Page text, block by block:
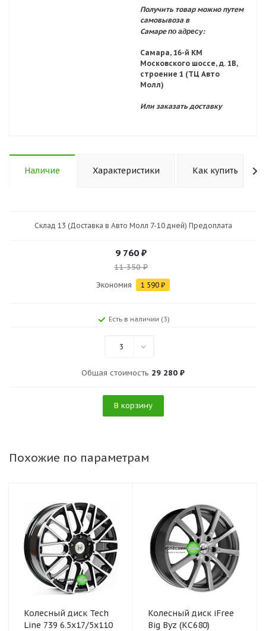
Получить товар можно путем
самовывоза в
Самарепо адресу:
Самара, 16-й КМ
Московского шоссе, д. 1В,
строение 1 (ТЦ Авто
Молл)
Или заказать доставку
Наличие Характеристики Как купить
Склад 13 (Доставка в Авто Молл 7-10 дней) Предоплата
9 760 ₽
11 350₽
Экономия 1 590 ₽
Есть в наличии (3)
3
Общая стоимость 29 280 ₽
В корзину
Похожие по параметрам
Колесный диск Tech
Line 739 6.5x17/5x110
Колесный диск iFree
Big Byz (КС680)